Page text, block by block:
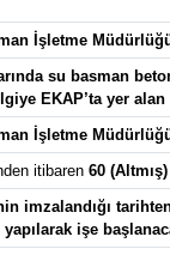
İşletme
su basman
EKAP’ta yer
İşletme
itibaren 60
imzalandığı
işe